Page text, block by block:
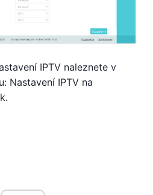
IPTV naleznete v
Nastavení IPTV na